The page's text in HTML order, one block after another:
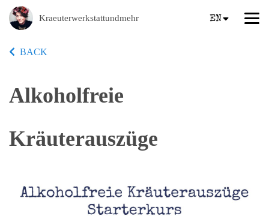
Kraeuterwerkstattundmehr EN
BACK
Alkoholfreie
Kräuterauszüge